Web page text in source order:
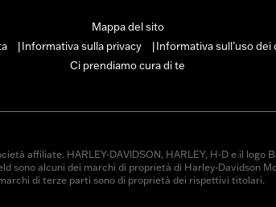
Mappa del sito
Informativa sulla privacy Informativa sull’uso dei
Ci prendiamo cura di te
affiliate. HARLEY-DAVIDSON, HARLEY, H-D e il logo
sono alcuni dei marchi di proprietà di Harley-Davidson
di terze parti sono di proprietà dei rispettivi titolari.